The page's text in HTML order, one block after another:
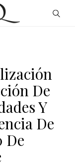
De
Y
De
De